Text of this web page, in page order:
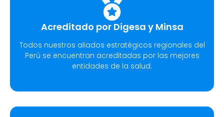
Acreditado por Digesa y Minsa
Todos nuestros aliados estratégicos regionales del
Perú se encuentran acreditadas por las mejores
entidades de la salud.